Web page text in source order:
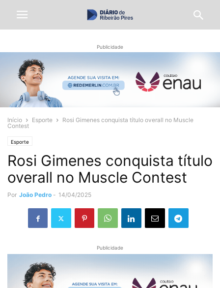
Publicidade
Início Esporte
Rosi Gimenes conquista título overall no Muscle
Contest
Esporte
Rosi Gimenes conquista título
overall no Muscle Contest
Por João Pedro - 14/04/2025
Publicidade